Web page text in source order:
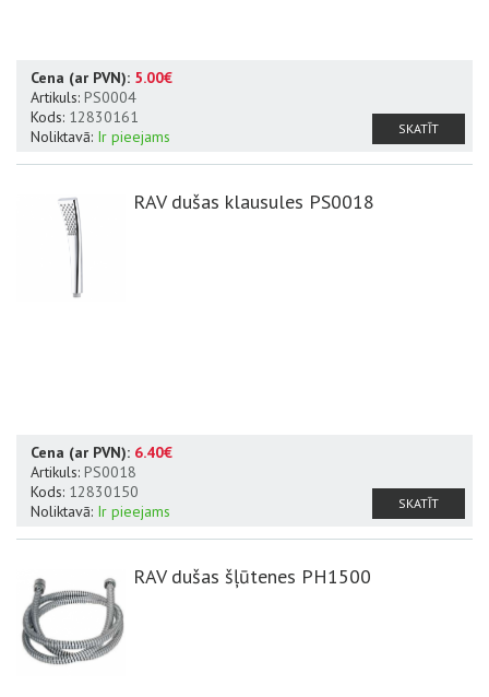
Cena (ar PVN): 5.00€
Artikuls: PS0004
Kods: 12830161
Noliktavā: Ir pieejams SKATĪT
RAV dušas klausules PS0018
Cena (ar PVN): 6.40€
Artikuls: PS0018
Kods: 12830150
Noliktavā: Ir pieejams SKATĪT
RAV dušas šļūtenes PH1500